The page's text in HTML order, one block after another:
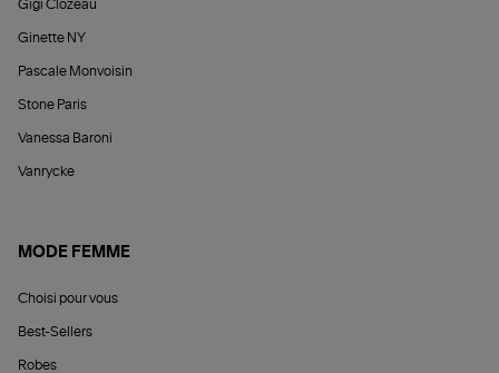
Gigi Clozeau
Ginette NY
Pascale Monvoisin
Stone Paris
Vanessa Baroni
Vanrycke
MODE FEMME
Choisi pour vous
Best-Sellers
Robes